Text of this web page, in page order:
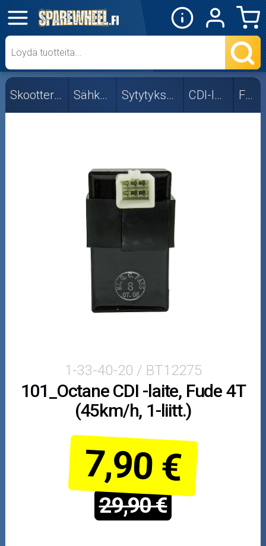
✕
Mopon osat
Skootterin osat
Aprilia
Moottoripyörän osat
Moottorikelkan osat
Mopoauton osat
Mönkijän osat
Puutarha ja metsä
Skootterin osat Sähköosat Sytytyksen osat CDI-laitteet Fude
1-33-40-20 / BT12275
101_Octane CDI -laite, Fude 4T
(45km/h, 1-liitt.)
7,90 €
29,90 €